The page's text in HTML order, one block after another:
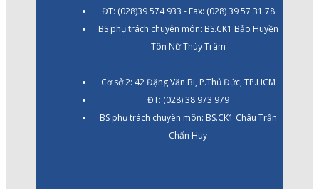
ĐT: (028)39 574 933 - Fax: (028) 39 57 31 78
BS phụ trách chuyên môn: BS.CK1 Bảo Huyền
Tôn Nữ Thùy Trâm
Cơ sở 2: 42 Đặng Văn Bi, P.Thủ Đức, TP.HCM
ĐT: (028) 38 973 979
BS phụ trách chuyên môn: BS.CK1 Châu Trần
Chấn Huy